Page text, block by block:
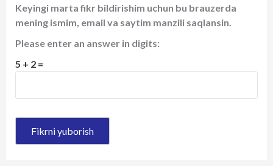
Keyingi marta fikr bildirishim uchun bu brauzerda
mening ismim, email va saytim manzili saqlansin.
Please enter an answer in digits:
5 + 2 =